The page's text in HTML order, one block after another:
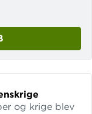
og krige blev